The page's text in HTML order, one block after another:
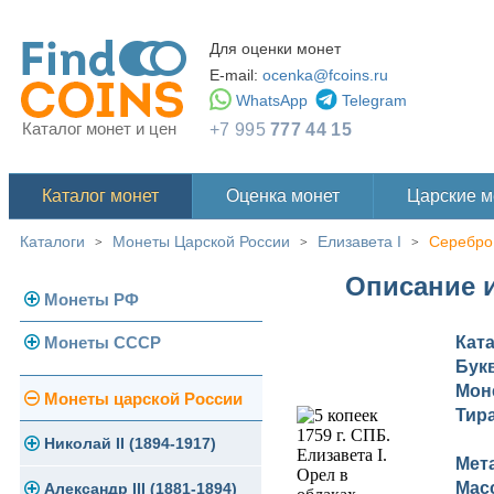
Каталог монет и цен
Для оценки монет
E-mail: ocenka@fcoins.ru
WhatsApp
Telegram
+7 995777 44 15
Каталог монет Оценка монет Царские
Каталоги > Монеты Царской России > Елизавета I > Серебро
Монеты РФ
Современная Россия
Монеты 1991-1993 гг.
Памятные и юбилейные
Монеты СССР
Погодовка СССР
Монеты 1958 года
Золотые червонцы
Монеты царской России
Николай II (1894-1917)
Золото
Александр III (1881-1894)
Описание